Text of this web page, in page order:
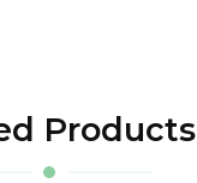
Products